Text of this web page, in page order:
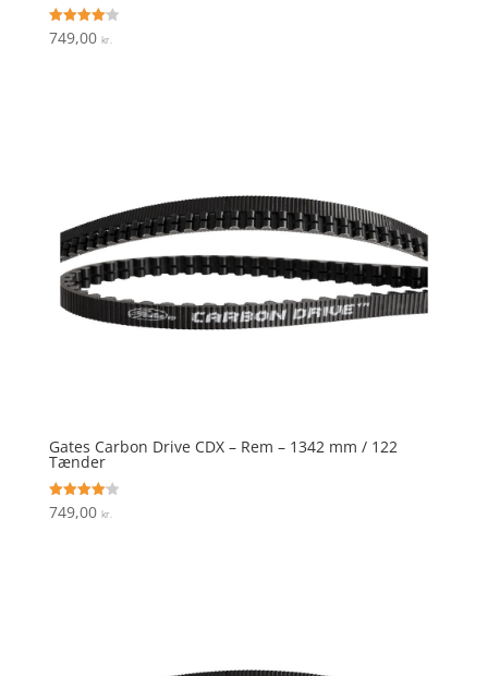
Vurderet
4.1
749,00 kr.
Gates Carbon Drive CDX – Rem – 1342 mm / 122
Tænder
Vurderet
4.1
749,00 kr.